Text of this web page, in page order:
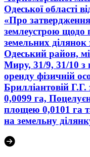
Одеської області
«Про затвердження
землеустрою щодо
земельних
Одеський район,
Миру, 31/9, 31/10
оренду фізичній
Брилліантовій
0,0099 га,
площею 0,0101 га
на земельну